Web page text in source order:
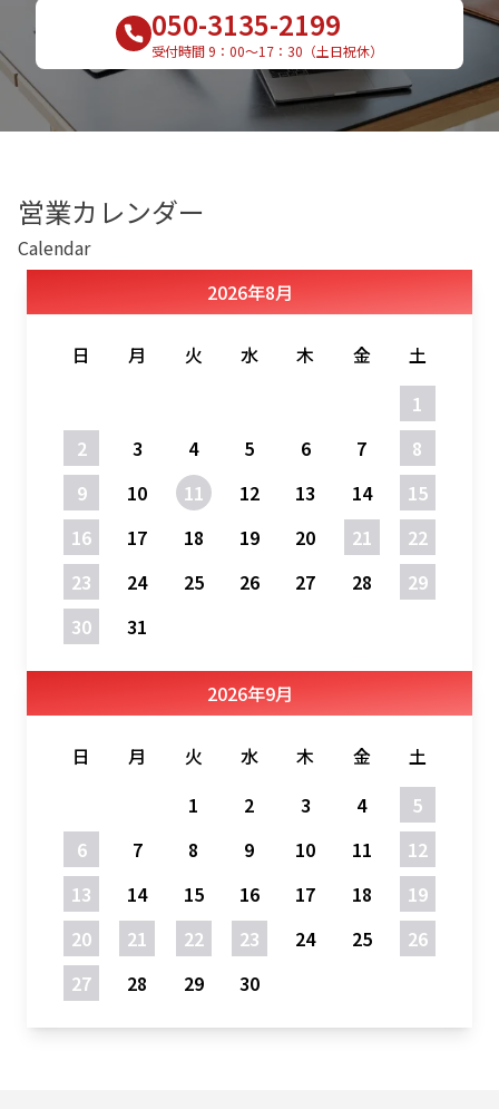
050-3135-2199
受付時間 9：00〜17：30（土日祝休）
営業カレンダー
Calendar
2026年8月
日 月 火 水 木 金
土
1
2
3 4 5 6 7
8
9
10 11 12 13 14
15
16
17 18 19 20 21
22
23
24 25 26 27 28
29
30
31
2026年9月
日 月 火 水 木 金
土
1
2 3 4
5
6
7 8 9 10 11
12
13
14 15 16 17 18
19
20
21 22 23 24 25
26
27
28 29 30